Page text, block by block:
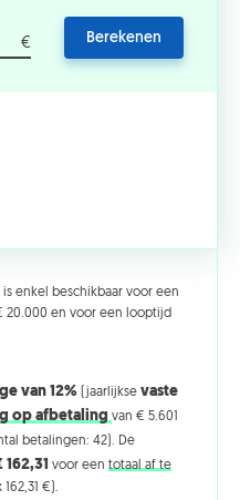
€ Berekenen
enkel beschikbaar voor een
20.000 en voor een looptijd
van 12% (jaarlijkse vaste
op afbetaling van € 5.601
betalingen: 42). De
162,31 voor een totaal af te
€).